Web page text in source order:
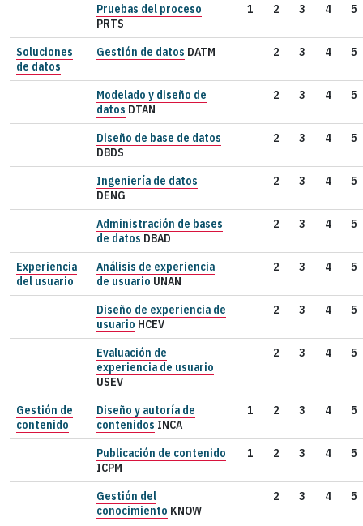
Pruebas del proceso
PRTS
1 2 3 4 5
Soluciones
de datos
Gestión de datos DATM 2 3 4 5
Modelado y diseño de
datos DTAN
2 3 4 5
Diseño de base de datos
DBDS
2 3 4 5
Ingeniería de datos
DENG
2 3 4 5
Administración de bases
de datos DBAD
2 3 4 5
Experiencia
del usuario
Análisis de experiencia
de usuario UNAN
2 3 4 5
Diseño de experiencia de
usuario HCEV
2 3 4 5
Evaluación de
experiencia de usuario
USEV
2 3 4 5
Gestión de
contenido
Diseño y autoría de
contenidos INCA
1 2 3 4 5
Publicación de contenido
ICPM
1 2 3 4 5
Gestión del
conocimiento KNOW
2 3 4 5